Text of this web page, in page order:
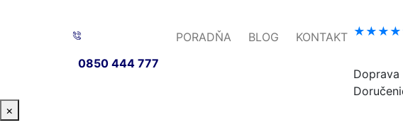
0850 444 777
PORADŇA BLOG KONTAKT
×